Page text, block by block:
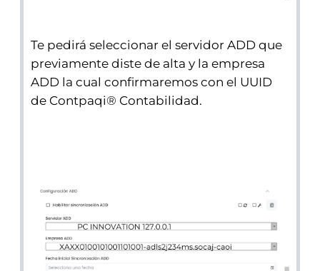
Te pedirá seleccionar el servidor ADD que
previamente diste de alta y la empresa
ADD la cual confirmaremos con el UUID
de Contpaqi® Contabilidad.